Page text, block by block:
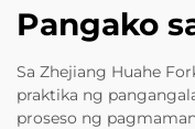
Pangako
Sa Zhejiang Huahe
praktika ng
proseso ng